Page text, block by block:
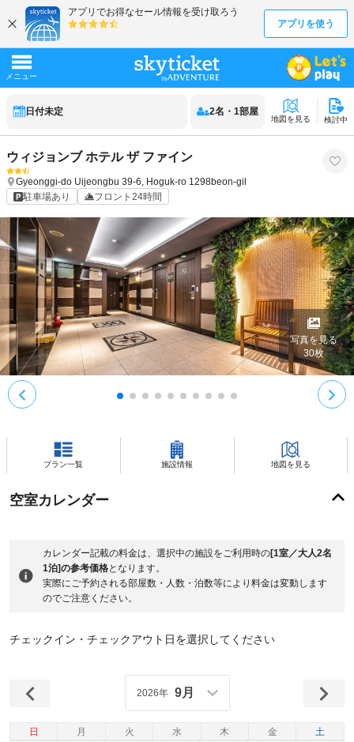
日付未定 2名 ・ 1部屋
地図を見る 検討中
ウィジョンブ ホテル ザ ファイン
Gyeonggi-do Uijeongbu 39-6, Hoguk-ro 1298beon-gil
駐車場あり
フロント24時間
写真を見る
30枚
プラン一覧 施設情報 地図を見る
空室カレンダー
カレンダー記載の料金は、選択中の施設をご利用時の[1室／大人2名
1泊]の参考価格となります。
実際にご予約される部屋数・人数・泊数等により料金は変動します
のでご注意ください。
チェックイン・チェックアウト日を選択してください
日 月 火 水 木 金 土
2026年 9月